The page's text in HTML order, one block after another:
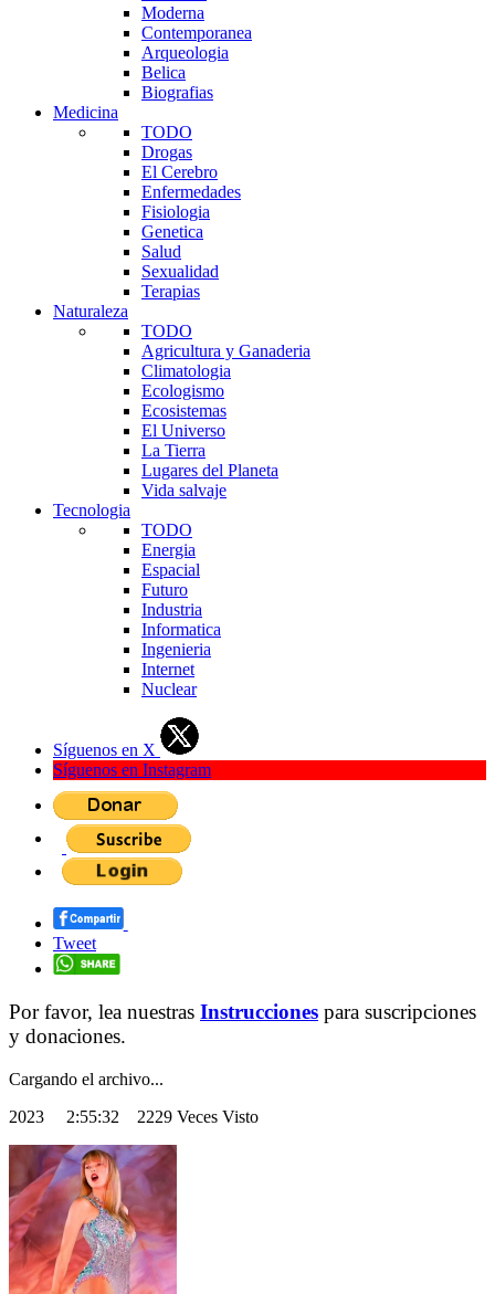
Moderna
Contemporanea
Arqueologia
Belica
Biografias
Medicina
TODO
Drogas
El Cerebro
Enfermedades
Fisiologia
Genetica
Salud
Sexualidad
Terapias
Naturaleza
TODO
Agricultura y Ganaderia
Climatologia
Ecologismo
Ecosistemas
El Universo
La Tierra
Lugares del Planeta
Vida salvaje
Tecnologia
TODO
Energia
Espacial
Futuro
Industria
Informatica
Ingenieria
Internet
Nuclear
Síguenos en X
Síguenos en Instagram
Tweet
Por favor, lea nuestras Instrucciones para suscripciones
y donaciones.
Cargando el archivo...
2023 2:55:32 2229 Veces Visto